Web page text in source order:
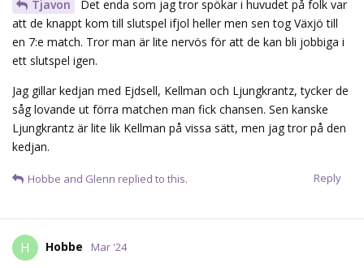
Tjavon
Det enda som jag tror spökar i huvudet på folk var
att de knappt kom till slutspel ifjol heller men sen tog Växjö till
en 7:e match. Tror man är lite nervös för att de kan bli jobbiga i
ett slutspel igen.
Jag gillar kedjan med Ejdsell, Kellman och Ljungkrantz, tycker de
såg lovande ut förra matchen man fick chansen. Sen kanske
Ljungkrantz är lite lik Kellman på vissa sätt, men jag tror på den
kedjan.
Reply
Hobbe and Glenn replied to this.
H Hobbe Mar '24